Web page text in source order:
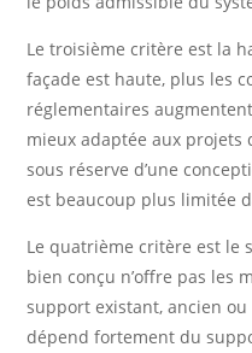
Le troisième critère est la
façade est haute, plus les
réglementaires
mieux adaptée aux projets
sous réserve d’une
est beaucoup plus limitée
Le quatrième critère est le
bien conçu n’offre pas les
support existant, ancien
dépend fortement du